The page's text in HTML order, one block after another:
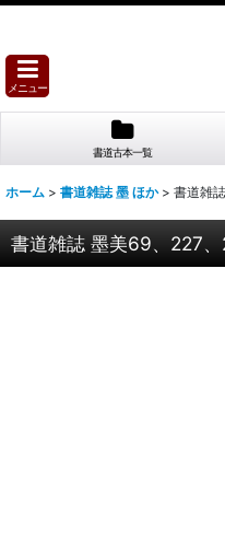
メニュー
書道古本一覧
ホーム > 書道雑誌 墨 ほか > 書道雑
書道雑誌 墨美69、227